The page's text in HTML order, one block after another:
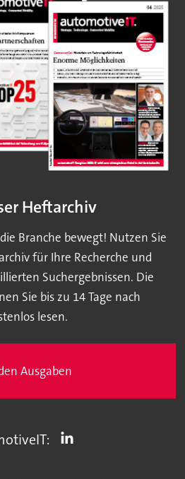
Heftarchiv
Branche bewegt! Nutzen Sie
für Ihre Recherche und
Suchergebnissen. Die
Sie bis zu 14 Tage nach
lesen.
Ausgaben